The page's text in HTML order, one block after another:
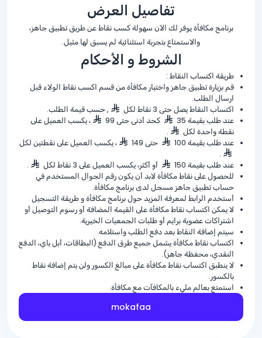
تفاصيل العرض
برنامج مكافأة يوفر لك الآن سهولة كسب نقاط عن طريق تطبيق جاهز،
والاستمتاع بتجربة استثنائية لم يسبق لها مثيل.
الشروط و الأحكام
طريقة اكتساب النقاط :
قم بزيارة تطبيق جاهز واختيار مكافأة من قسم اكسب نقاط الولاء قبل
ارسال الطلب.
اكتساب النقاط يصل حتى 3 نقاط لكل
, حسب قيمة الطلب.
عند طلب بقيمة 35
كحد أدنى حتى 99
، يكسب العميل على
نقطة واحدة لكل
.
عند طلب بقيمة 100
حتى 149
، يكسب العميل على نقطتين لكل
.
عند طلب بقيمة 150
أو أكثر، يكسب العميل على 3 نقاط لكل
.
للحصول على نقاط مكافأة لابد أن يكون رقم الجوال المستخدم في
حساب تطبيق جاهز مسجل لدى برنامج مكافأة.
أستخدم الرابط لمعرفة المزيد حول برنامج مكافأة و طريقة التسجيل
لا يمكن اكتساب نقاط مكافأة على القيمة المضافة أو رسوم التوصيل أو
اشتراكات عضوية برايم أو طلبات الجمعيات الخيرية.
سيتم إضافة النقاط بعد دفع الطلب واستلامه.
اكتساب نقاط مكافأة يشمل جميع طرق الدفع (البطاقات، أبل باي، الدفع
النقدي، محفظة جاهز).
لا ينطبق اكتساب نقاط مكافأة على مبالغ الكسور ولن يتم إضافة نقاط
بالكسور.
استمتع بعالم مليء بالمكافآت مع مكافأة.
mokafaa